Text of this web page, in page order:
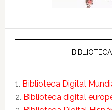
1. Biblioteca Digital
2. Biblioteca digital